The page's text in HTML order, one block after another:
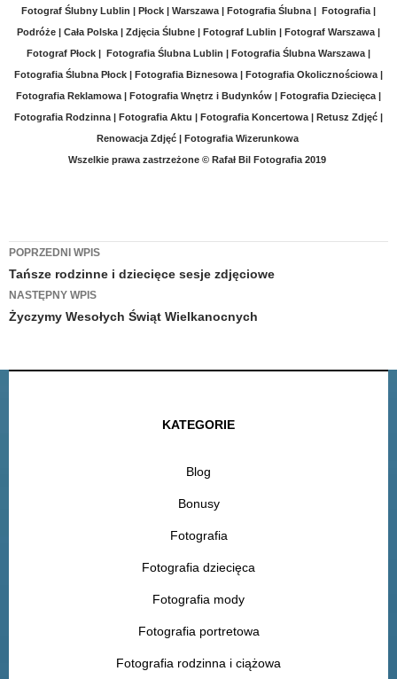
Fotograf Ślubny Lublin | Płock | Warszawa | Fotografia Ślubna | Fotografia |
Podróże | Cała Polska | Zdjęcia Ślubne | Fotograf Lublin | Fotograf Warszawa |
Fotograf Płock | Fotografia Ślubna Lublin | Fotografia Ślubna Warszawa |
Fotografia Ślubna Płock | Fotografia Biznesowa | Fotografia Okolicznościowa
Fotografia Reklamowa | Fotografia Wnętrz i Budynków | Fotografia Dziecięca |
Fotografia Rodzinna | Fotografia Aktu | Fotografia Koncertowa | Retusz Zdjęć |
Renowacja Zdjęć | Fotografia Wizerunkowa
Wszelkie prawa zastrzeżone © Rafał Bil Fotografia 2019
Zobacz
wpisy
POPRZEDNI WPIS
Tańsze rodzinne i dziecięce sesje zdjęciowe
NASTĘPNY WPIS
Życzymy Wesołych Świąt Wielkanocnych
KATEGORIE
Blog
Bonusy
Fotografia
Fotografia dziecięca
Fotografia mody
Fotografia portretowa
Fotografia rodzinna i ciążowa